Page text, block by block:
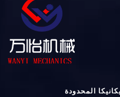
المحدودة